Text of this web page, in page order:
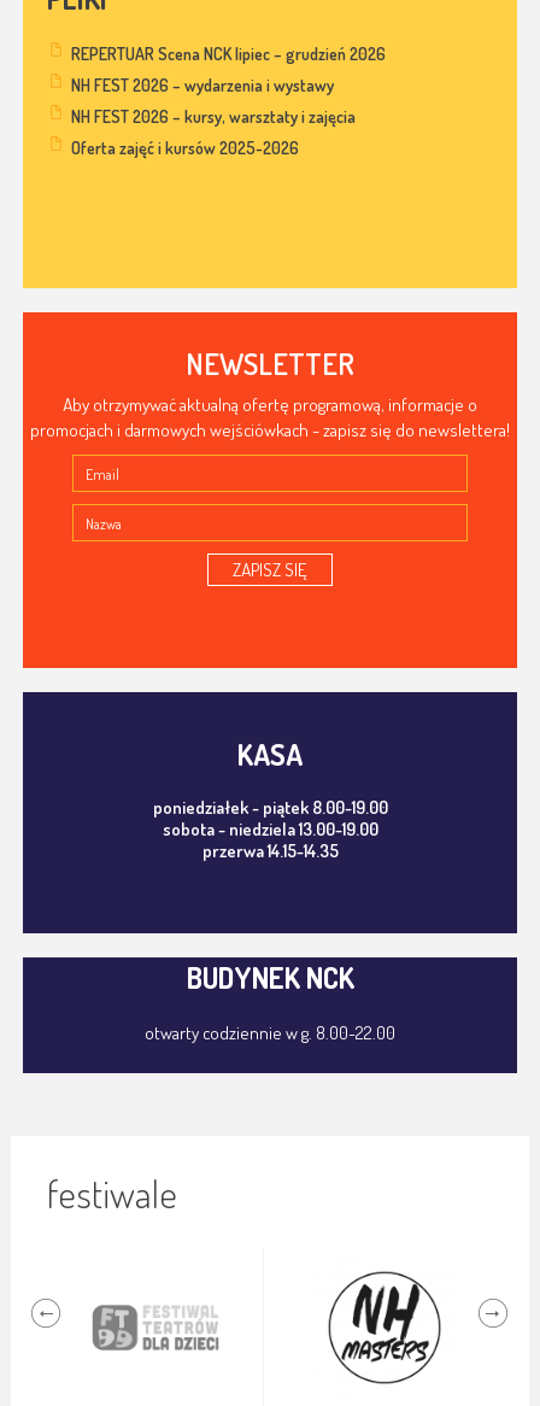
REPERTUAR Scena NCK lipiec – grudzień 2026
NH FEST 2026 – wydarzenia i wystawy
NH FEST 2026 – kursy, warsztaty i zajęcia
Oferta zajęć i kursów 2025-2026
NEWSLETTER
Aby otrzymywać aktualną ofertę programową, informacje o
promocjach i darmowych wejściówkach - zapisz się do newslettera!
ZAPISZ SIĘ
KASA
poniedziałek - piątek 8.00-19.00
sobota - niedziela 13.00-19.00
przerwa 14.15-14.35
BUDYNEK NCK
otwarty codziennie w g. 8.00-22.00
festiwale